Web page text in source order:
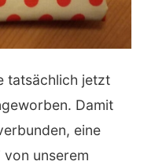
tatsächlich jetzt
Damit
eine
von unserem